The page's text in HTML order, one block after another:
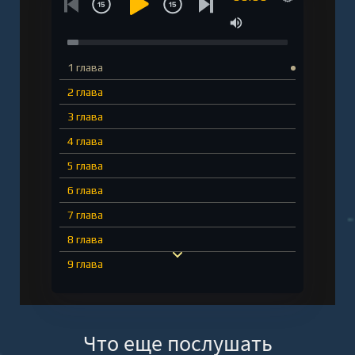
1 глава
2 глава
3 глава
4 глава
5 глава
6 глава
7 глава
8 глава
9 глава
12 глава
Что еще послушать